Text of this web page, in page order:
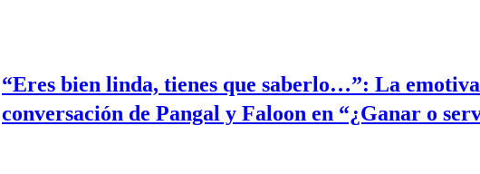
“Eres bien linda, tienes que saberlo…”: La emotiva
conversación de Pangal y Faloon en “¿Ganar o